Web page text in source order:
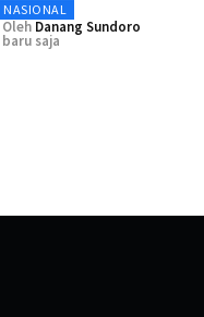
NASIONAL
Oleh Danang Sundoro
baru saja